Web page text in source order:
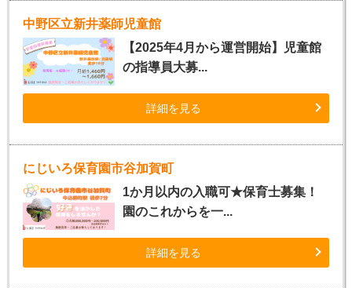
中野区立新井薬師児童館
【2025年4月から運営開始】児童館
の指導員大募...
詳細を見る
にじいろ保育園市谷加賀町
1か月以内の入職可★保育士募集！
園のこれからを一...
詳細を見る